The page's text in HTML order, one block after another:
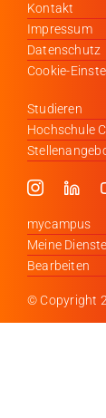
Kontakt
Impressum
Datenschutz
Cookie-
Studieren
Hochschule
mycampus
Meine Dienste
Bearbeiten
© Copyright